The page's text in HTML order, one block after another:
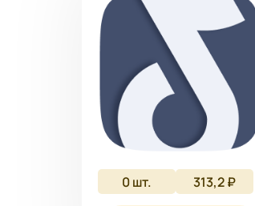
0шт. 313,2 ₽